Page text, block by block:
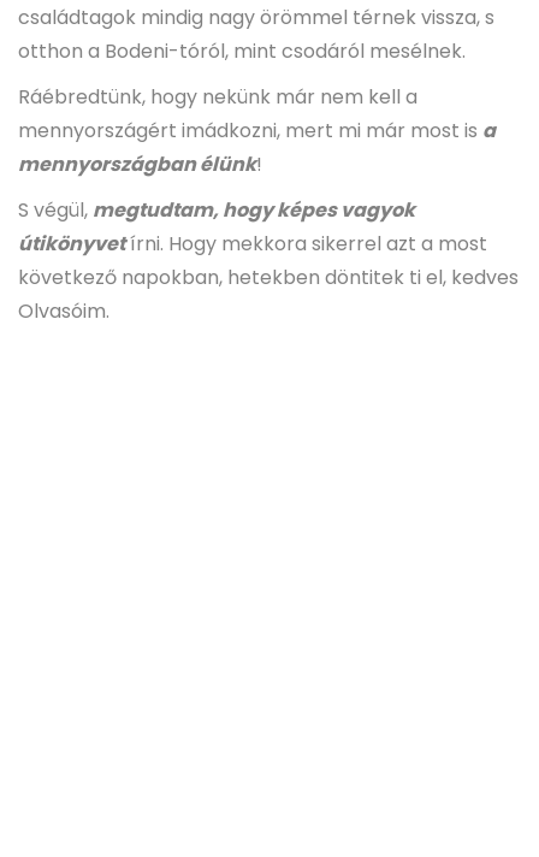
családtagok mindig nagy örömmel térnek vissza, s
otthon a Bodeni-tóról, mint csodáról mesélnek.
Ráébredtünk, hogy nekünk már nem kell a
mennyországért imádkozni, mert mi már most is a
mennyországban élünk!
S végül, megtudtam, hogy képes vagyok
útikönyvetírni. Hogy mekkora sikerrel azt a most
következő napokban, hetekben döntitek ti el, kedves
Olvasóim.